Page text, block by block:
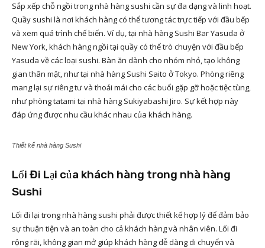
Sắp xếp chỗ ngồi trong nhà hàng sushi cần sự đa dạng và linh hoạt.
Quầy sushi là nơi khách hàng có thể tương tác trực tiếp với đầu bếp
và xem quá trình chế biến. Ví dụ, tại nhà hàng Sushi Bar Yasuda ở
New York, khách hàng ngồi tại quầy có thể trò chuyện với đầu bếp
Yasuda về các loại sushi. Bàn ăn dành cho nhóm nhỏ, tạo không
gian thân mật, như tại nhà hàng Sushi Saito ở Tokyo. Phòng riêng
mang lại sự riêng tư và thoải mái cho các buổi gặp gỡ hoặc tiệc tùng,
như phòng tatami tại nhà hàng Sukiyabashi Jiro. Sự kết hợp này
đáp ứng được nhu cầu khác nhau của khách hàng.
Thiết kế nhà hàng Sushi
Lối Đi Lại của khách hàng trong nhà hàng
Sushi
Lối đi lại trong nhà hàng sushi phải được thiết kế hợp lý để đảm bảo
sự thuận tiện và an toàn cho cả khách hàng và nhân viên. Lối đi
rộng rãi, không gian mở giúp khách hàng dễ dàng di chuyển và